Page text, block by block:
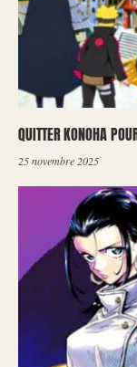
QUITTER KONOHA
25 novembre 2025